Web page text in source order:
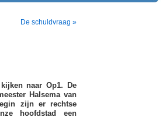
De schuldvraag »
naar Op1. De
Halsema van
zijn er rechtse
hoofdstad een